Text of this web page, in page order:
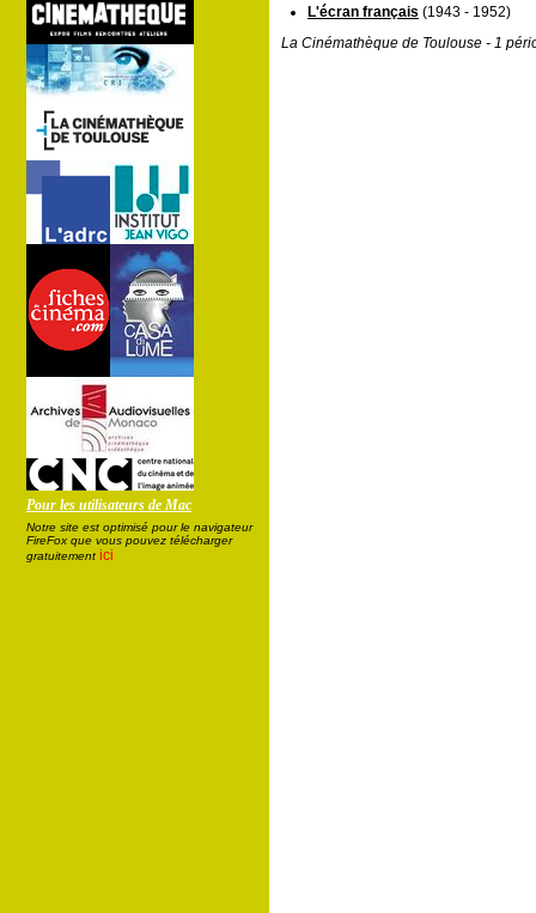
Pour les utilisateurs de Mac
Notre site est optimisé pour le navigateur
FireFox que vous pouvez télécharger
gratuitement ici
L'écran français (1943 - 1952)
La Cinémathèque de Toulouse - 1